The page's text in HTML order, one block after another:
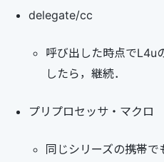
delegate/cc
呼び出した時点でL4u
したら，継続．
プリプロセッサ・マクロ
同じシリーズの携帯